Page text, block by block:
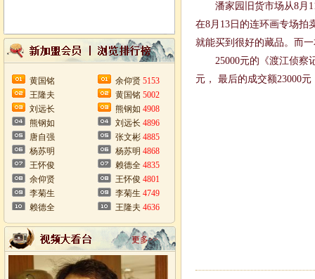
黄国铭
王隆夫
刘远长
熊钢如
唐自强
杨苏明
王怀俊
余仰贤
李菊生
赖德全
余仰贤 5153
黄国铭 5002
熊钢如 4908
刘远长 4896
张文彬 4885
杨苏明 4868
赖德全 4835
王怀俊 4801
李菊生 4749
王隆夫 4636
更多>>
潘家园旧货市场从8月11
在8月13日的连环画专场拍
就能买到很好的藏品。而
25000元的《渡江侦察记
元， 最后的成交额23000